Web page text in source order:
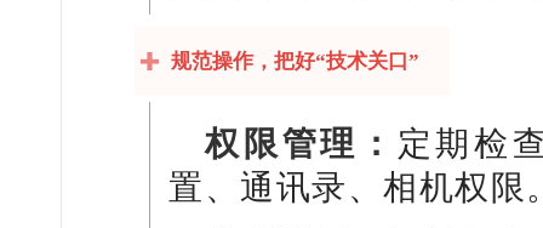
规范操作，把好“技术关口”
权限管理： 定期检
置、通讯录、相机权限